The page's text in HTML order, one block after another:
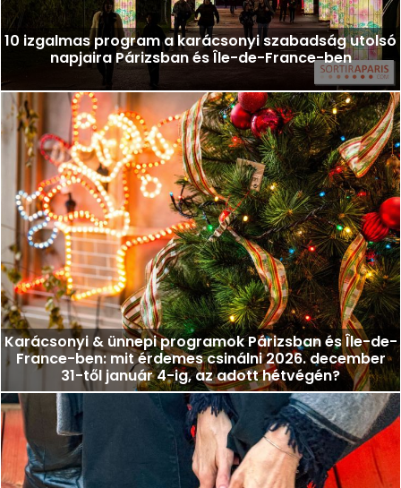
10 izgalmas program a karácsonyi szabadság utolsó
napjaira Párizsban és Île-de-France-ben
Karácsonyi & ünnepi programok Párizsban és Île-de-
France-ben: mit érdemes csinálni 2026. december
31-től január 4-ig, az adott hétvégén?